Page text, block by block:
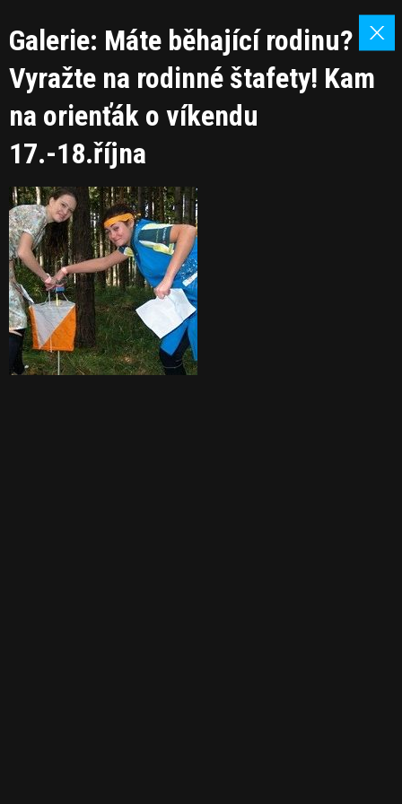
Galerie: Máte běhající rodinu?
Vyražte na rodinné štafety! Kam
na orienťák o víkendu
17.-18.října